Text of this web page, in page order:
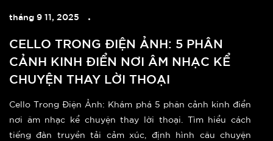
tháng 9 11, 2025
CELLO TRONG ĐIỆN ẢNH: 5 PHÂN
CẢNH KINH ĐIỂN NƠI ÂM NHẠC KỂ
CHUYỆN THAY LỜI THOẠI
Cello Trong Điện Ảnh: Khám phá 5 phân cảnh kinh điển
nơi âm nhạc kể chuyện thay lời thoại. Tìm hiểu cách
tiếng đàn truyền tải cảm xúc, định hình câu chuyện